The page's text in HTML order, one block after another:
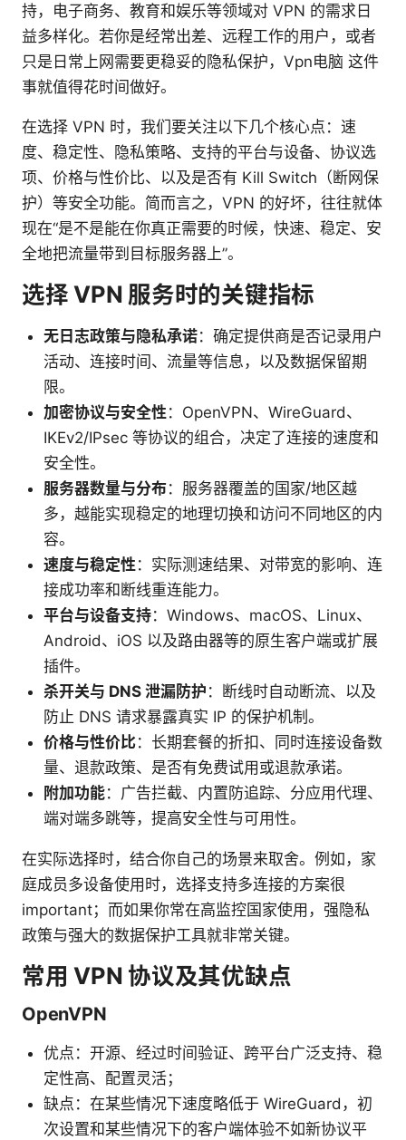
持，电子商务、教育和娱乐等领域对 VPN 的需求日
益多样化。若你是经常出差、远程工作的用户，或者
只是日常上网需要更稳妥的隐私保护，Vpn电脑 这件
事就值得花时间做好。
在选择 VPN 时，我们要关注以下几个核心点：速
度、稳定性、隐私策略、支持的平台与设备、协议选
项、价格与性价比、以及是否有 Kill Switch（断网保
护）等安全功能。简而言之，VPN 的好坏，往往就体
现在“是不是能在你真正需要的时候，快速、稳定、安
全地把流量带到目标服务器上”。
选择 VPN 服务时的关键指标
无日志政策与隐私承诺：确定提供商是否记录用户
活动、连接时间、流量等信息，以及数据保留期
限。
加密协议与安全性：OpenVPN、WireGuard、
IKEv2/IPsec 等协议的组合，决定了连接的速度和
安全性。
服务器数量与分布：服务器覆盖的国家/地区越
多，越能实现稳定的地理切换和访问不同地区的内
容。
速度与稳定性：实际测速结果、对带宽的影响、连
接成功率和断线重连能力。
平台与设备支持：Windows、macOS、Linux、
Android、iOS 以及路由器等的原生客户端或扩展
插件。
杀开关与 DNS 泄漏防护 ：断线时自动断流、以及
防止 DNS 请求暴露真实 IP 的保护机制。
价格与性价比：长期套餐的折扣、同时连接设备数
量、退款政策、是否有免费试用或退款承诺。
附加功能：广告拦截、内置防追踪、分应用代理、
端对端多跳等，提高安全性与可用性。
在实际选择时，结合你自己的场景来取舍。例如，家
庭成员多设备使用时，选择支持多连接的方案很
important；而如果你常在高监控国家使用，强隐私
政策与强大的数据保护工具就非常关键。
常用 VPN 协议及其优缺点
OpenVPN
优点：开源、经过时间验证、跨平台广泛支持、稳
定性高、配置灵活；
缺点：在某些情况下速度略低于 WireGuard，初
次设置和某些情况下的客户端体验不如新协议平